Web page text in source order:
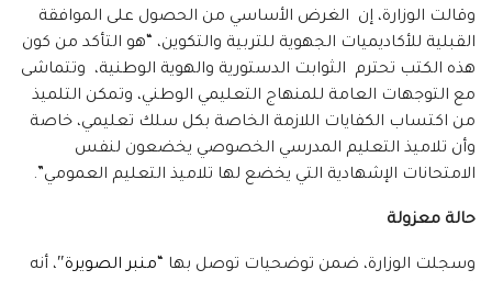
وقالت الوزارة، إن الغرض الأساسي من الحصول على الموافقة
القبلية للأكاديميات الجهوية للتربية والتكوين، “هو التأكد من كون
هذه الكتب تحترم الثوابت الدستورية والهوية الوطنية، وتتماشى
مع التوجهات العامة للمنهاج التعليمي الوطني، وتمكن التلميذ
من اكتساب الكفايات اللازمة الخاصة بكل سلك تعليمي، خاصة
وأن تلاميذ التعليم المدرسي الخصوصي يخضعون لنفس
الامتحانات الإشهادية التي يخضع لها تلاميذ التعليم العمومي”.
حالة معزولة
وسجلت الوزارة، ضمن توضحيات توصل بها “ منبر الصويرة″، أنه